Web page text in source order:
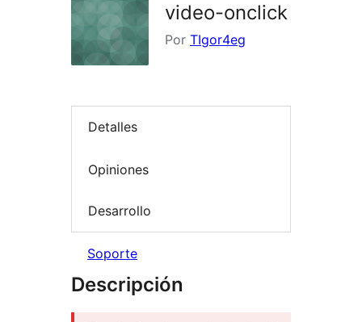
video-onclick
Por TIgor4eg
Detalles
Opiniones
Desarrollo
Soporte
Descripción